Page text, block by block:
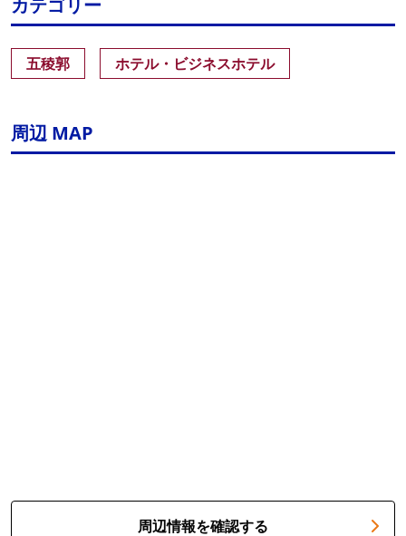
カテゴリー
五稜郭 ホテル・ビジネスホテル
周辺 MAP
周辺情報を確認する